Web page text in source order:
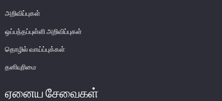
நிதியியல் முறைமை
நிதியியல் முறைமை உறுதிப்பாடு
அறிவிப்புகள்
ஒப்பந்தப்புள்ளி அறிவிப்புகள்
தொழில் வாய்ப்புக்கள்
தனியுரிமை
ஏனைய சேவைகள்